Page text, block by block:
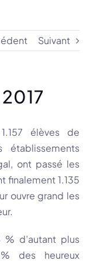
Suivant
élèves de
établissements
ont passé les
finalement 1.135
ouvre grand les
d’autant plus
des heureux